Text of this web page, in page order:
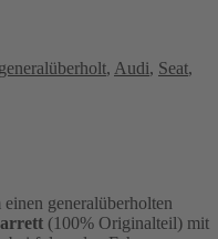
, Audi, Seat,
generalüberholten
(100% Originalteil) mit